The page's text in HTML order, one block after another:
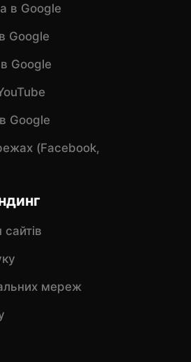
в Google
Google
Google
Google
(Facebook,
мереж